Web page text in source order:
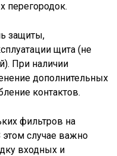
перегородок.
защиты,
щита (не
При наличии
дополнительных
контактов.
фильтров на
случае важно
входных и